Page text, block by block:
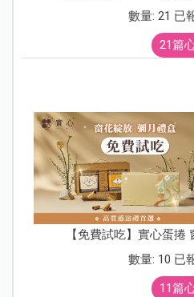
數量: 21 已
21篇
【免費試吃】實心蛋捲
數量: 10 已
11篇